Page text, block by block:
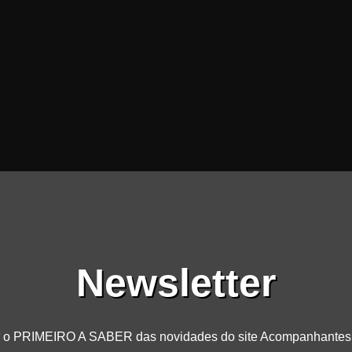
Newsletter
o PRIMEIRO A SABER das novidades do site